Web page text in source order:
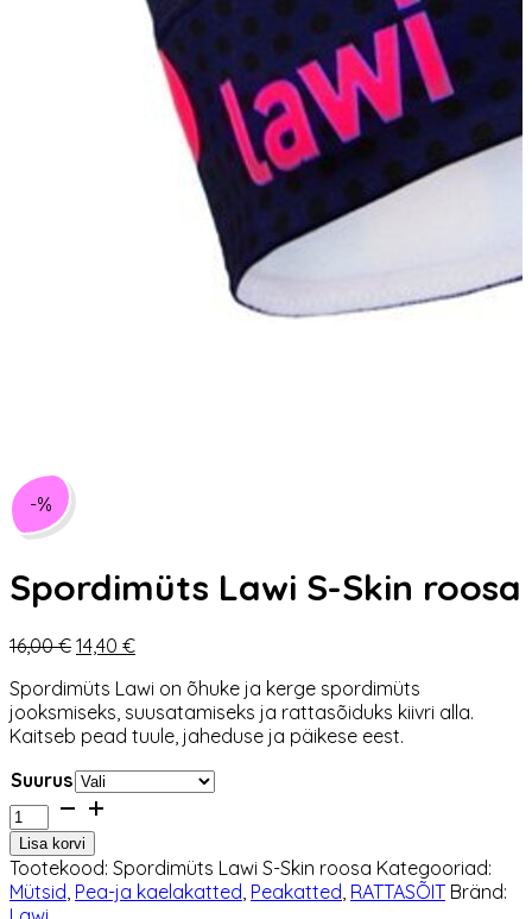
-%
Spordimüts Lawi S-Skin roosa
16,00€ Algne
oli:
16,00 €.
14,40 €Praegune
on:
14,40 €.
Spordimüts Lawi on õhuke ja kerge spordimüts
jooksmiseks, suusatamiseks ja rattasõiduks kiivri alla.
Kaitseb pead tuule, jaheduse ja päikese eest.
Suurus
Spordimüts
Lawi
S-
Skin
roosa
Lisa korvi
Tootekood: Spordimüts Lawi S-Skin roosa Kategooriad:
Mütsid, Pea-ja kaelakatted, Peakatted, RATTASÕIT Bränd: